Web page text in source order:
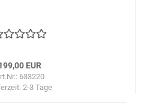
EUR
633220
2-3 Tage